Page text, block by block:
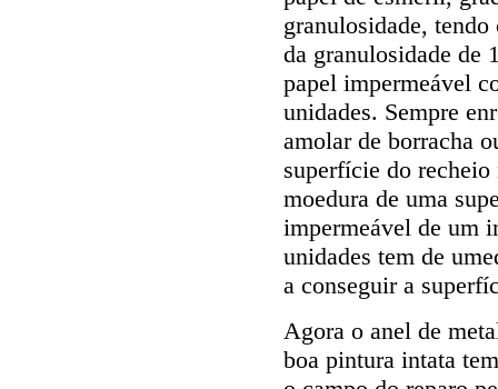
granulosidade,
da granulosidade de
papel impermeável
unidades. Sempre
amolar de borracha
superfície do recheio
moedura de uma
impermeável de um
unidades tem de
a conseguir a
Agora o anel de
boa pintura intata